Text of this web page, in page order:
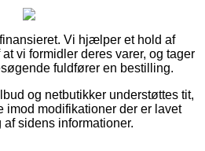
Vi hjælper et hold af
vi formidler deres varer, og tager
fuldfører en bestilling.
og netbutikker understøttes tit,
imod modifikationer der er lavet
sidens informationer.